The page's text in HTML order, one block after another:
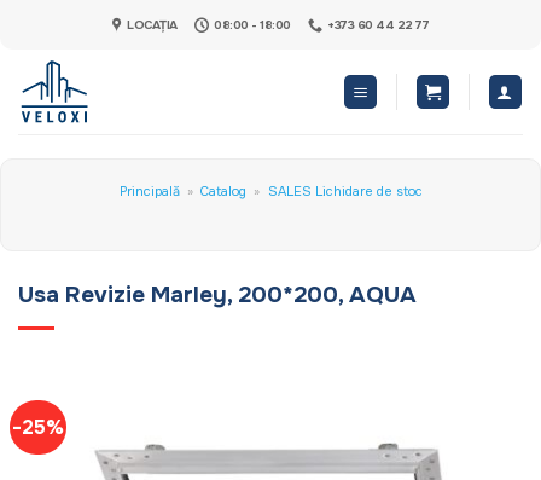
content
LOCAȚIA 08:00 - 18:00 +373 60 44 22 77
Principală » Catalog » SALES Lichidare de stoc
Usa Revizie Marley, 200*200, AQUA
-25%